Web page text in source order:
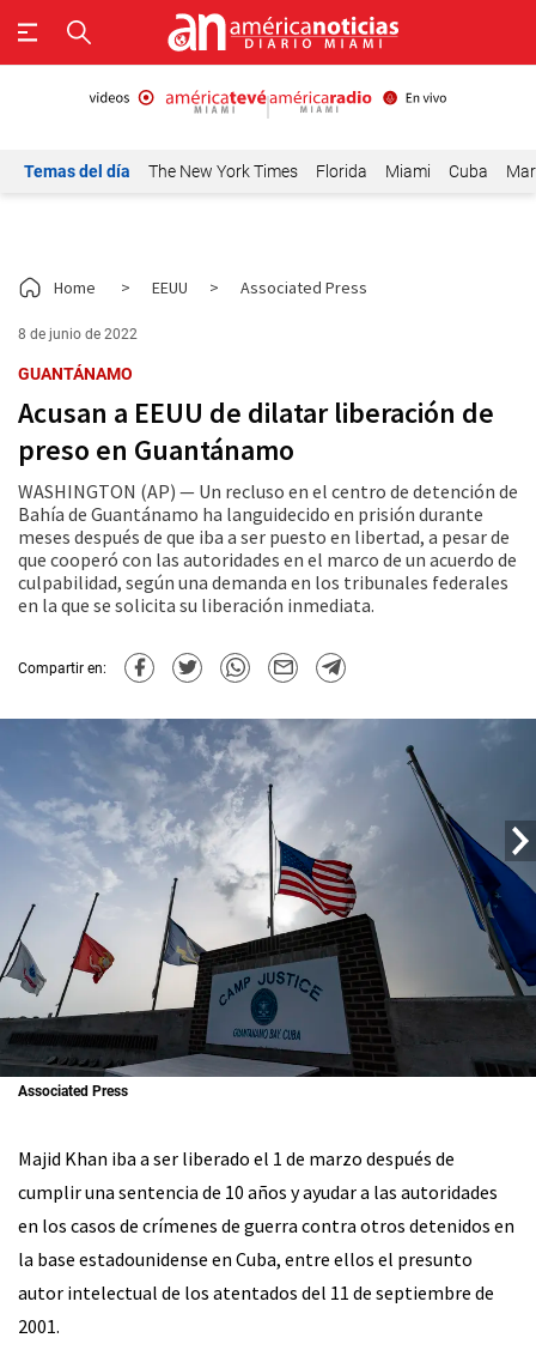
Temas del día The New York Times Florida Miami Cuba
Home > EEUU > Associated Press
8 de junio de 2022
GUANTÁNAMO
Acusan a EEUU de dilatar liberación de
preso en Guantánamo
WASHINGTON (AP) — Un recluso en el centro de detención de
Bahía de Guantánamo ha languidecido en prisión durante
meses después de que iba a ser puesto en libertad, a pesar de
que cooperó con las autoridades en el marco de un acuerdo de
culpabilidad, según una demanda en los tribunales federales
en la que se solicita su liberación inmediata.
Compartir en:
Associated Press
Majid Khan iba a ser liberado el 1 de marzo después de
cumplir una sentencia de 10 años y ayudar a las autoridades
en los casos de crímenes de guerra contra otros detenidos en
la base estadounidense en Cuba, entre ellos el presunto
autor intelectual de los atentados del 11 de septiembre de
2001.